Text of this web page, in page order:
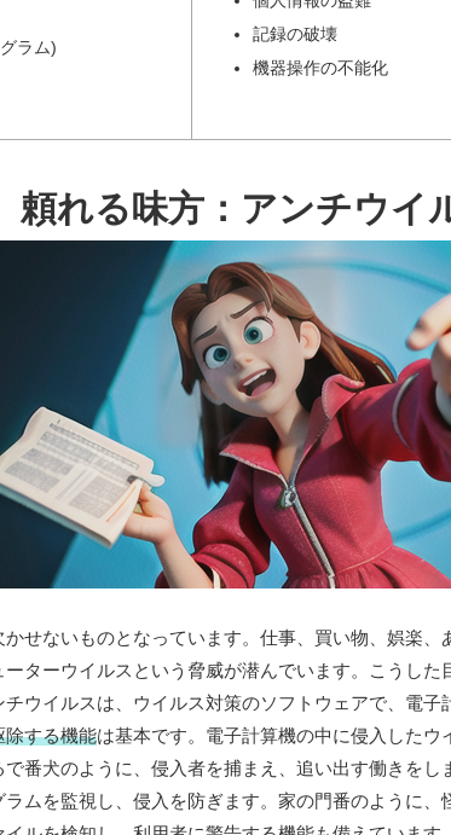
ラム)
記録の破壊
機器操作の不能化
頼れる味方：アンチウイ
せないものとなっています。仕事、買い物、娯楽
ターウイルスという脅威が潜んでいます。こうし
チウイルスは、ウイルス対策のソフトウェアで、電
除する機能は基本です。電子計算機の中に侵入した
番犬のように、侵入者を捕まえ、追い出す働きをし
ムを監視し、侵入を防ぎます。家の門番のように、